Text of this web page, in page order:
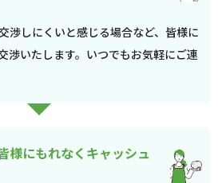
渉しにくいと感じる場合など、皆様に
渉いたします。いつでもお気軽にご連
様にもれなくキャッシュ